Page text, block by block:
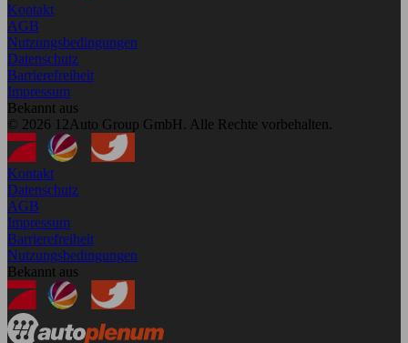
Kontakt
AGB
Nutzungsbedingungen
Datenschutz
Barrierefreiheit
Impressum
Bekannt aus
© 2026 12Auto Group GmbH. Alle Rechte vorbehalten.
Kontakt
Datenschutz
AGB
Impressum
Barrierefreiheit
Nutzungsbedingungen
Bekannt aus